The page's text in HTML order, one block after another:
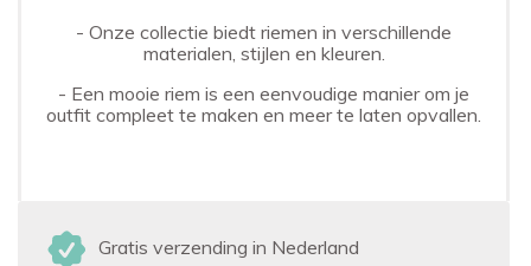
- Onze collectie biedt riemen in verschillende
materialen, stijlen en kleuren.
- Een mooie riem is een eenvoudige manier om je
outfit compleet te maken en meer te laten opvallen.
Gratis verzending in Nederland